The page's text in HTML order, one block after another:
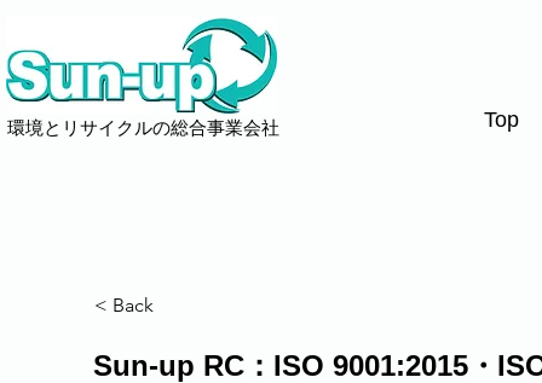
環境とリサイクルの総合事業会社 Top
< Back
Sun-up RC：ISO 9001:2015・